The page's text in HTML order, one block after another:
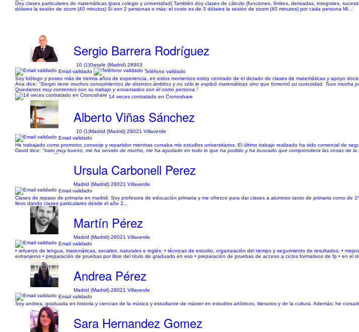
Doy clases particulares de matemáticas (para colegio y universidad) También doy clases de cálculo (funciones, límites, derivadas, integrales,
dólares la sesión de zoom (40 minutos) Si son 2 personas o más: el costo es de 3 dólares la sesión de zoom (40 minutos) por cada persona Mi...
Sergio Barrera Rodríguez
10 (1)Getafe (Madrid) 28903
Email validado
Teléfono validado
Soy biólogo y poseo más de treinta años de experiencia, en estos momentos estoy centrado de el dictado de clases de matemáticas y apoyo
Ana dice: "Sergio tiene muchos conocimientos de distintos ámbitos y no sólo le explicó matemáticas sino que fomentó su curiosidad. Tuvo mucha
Quedamos muy contentos con su trabajo y encantados con él como persona."
14 veces contratado en Cronoshare
Alberto Viñas Sánchez
10 (1)Madrid (Madrid) 28021 Villaverde
Email validado
He trabajado como promotor, conserje y repartidor mientras cursaba mis estudios universitarios. El último trabajo realizado ha sido comercial de
David dice: "trato muy bueno, me ha servido de mucho, me ha ayudado en todo lo que ha podido y ha buscado que comprendiera las cosas de
Ursula Carbonell Perez
Madrid (Madrid) 28021 Villaverde
Email validado
Clases de repaso de primaria en madrid. Soy profesora de educación primaria y me ofrezco para dar clases a alumnos tanto de primaria como de
llevo dando clases particulares desde el año 2...
Martín Pérez
Madrid (Madrid) 28021 Villaverde
Email validado
• refuerzo de lengua, matemáticas, sociales, naturales e inglés. • técnicas de estudio, organización del tiempo y seguimiento de resultados. •
extranjeros • preparación de pruebas por libre del título de graduado en eso • preparación de pruebas de acceso a ciclos formativos de fp • en el
Andrea Pérez
Madrid (Madrid) 28021 Villaverde
Email validado
Soy andrea, graduada en historia y ciencias de la música y estudiante de máster en estudios artísticos, literarios y de la cultura. Además, he
Sara Hernandez Gomez